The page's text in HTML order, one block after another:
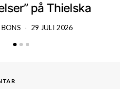
på Thielska
29 JULI 2026